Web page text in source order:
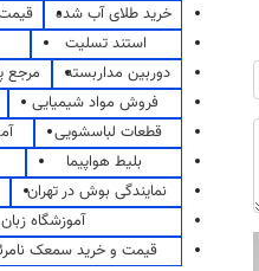
خرید طلای آب شده
استند تسلیت
دوربین مداربسته
مرجع
فروش مواد شیمیایی
قطعات لباسشویی
بلیط هواپیما
نمایندگی بوش در تهران
آموزشگاه
قیمت و خرید سمعک